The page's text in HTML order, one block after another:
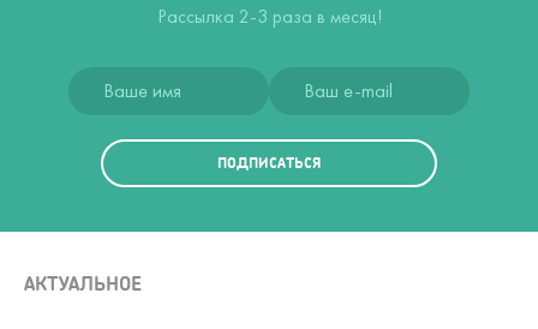
Рассылка 2-3 раза в месяц!
ПОДПИСАТЬСЯ
АКТУАЛЬНОЕ